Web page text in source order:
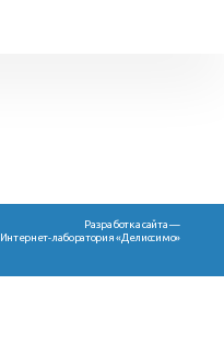
Разработка сайта —
Интернет-лаборатория «Делиссимо»